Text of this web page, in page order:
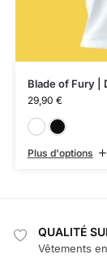
Blade of Fury |
29,90 €
Plus d'options
QUALITÉ
Vêtements